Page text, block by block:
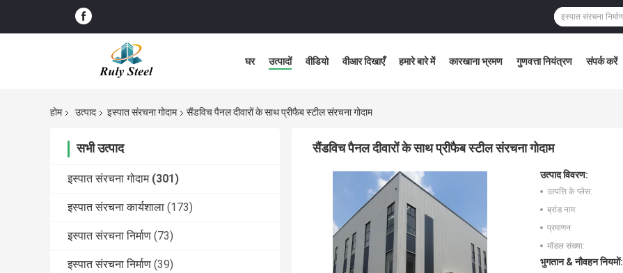
घर उत्पादों वीडियो वीआर दिखाएँ हमारे बारे में कारखाना भ्रमण गुणवत्ता नियंत्रण संपर्क करें
होम उत्पाद इस्पात संरचना गोदाम सैंडविच पैनल दीवारों के साथ प्रीफैब स्टील संरचना गोदाम
सभी उत्पाद
इस्पात संरचना गोदाम (301)
इस्पात संरचना कार्यशाला (173)
इस्पात संरचना निर्माण (73)
इस्पात संरचना निर्माण (39)
सैंडविच पैनल दीवारों के साथ प्रीफैब स्टील संरचना गोदाम
उत्पाद विवरण:
उत्पत्ति के प्लेस:
ब्रांड नाम:
प्रमाणन:
मॉडल संख्या:
भुगतान & नौवहन नियमों: